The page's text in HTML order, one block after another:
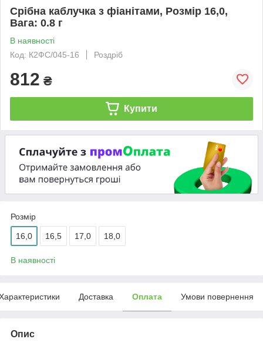
Срібна каблучка з фіанітами, Розмір 16,0,
Вага: 0.8 г
В наявності
Код: К2ФС/045-16
Роздріб
812 ₴
Купити
Розмір
16,0 16,5 17,0 18,0
В наявності
Доставка Оплата Умови повернення
Опис